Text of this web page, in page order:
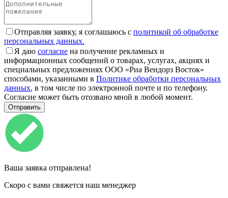
Отправляя заявку, я соглашаюсь с политикой об обработке
персональных данных.
Я даю согласие на получение рекламных и
информационных сообщений о товарах, услугах, акциях и
специальных предложениях ООО «Риа Вендорз Восток»
способами, указанными в Политике обработки персональных
данных, в том числе по электронной почте и по телефону.
Согласие может быть отозвано мной в любой момент.
Ваша заявка отправлена!
Скоро с вами свяжется наш менеджер